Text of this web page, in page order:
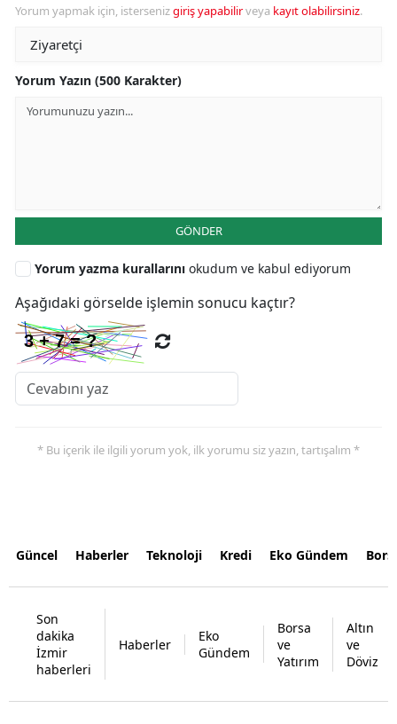
Yorum yapmak için, istersenizgiriş yapabilirveya kayıt olabilirsiniz.
Yorum Yazın (500 Karakter)
GÖNDER
Yorum yazma kurallarını okudum ve kabul ediyorum
Aşağıdaki görselde işlemin sonucu kaçtır?
* Bu içerik ile ilgili yorum yok, ilk yorumu siz yazın, tartışalım *
Güncel Haberler Teknoloji Kredi Eko Gündem
Son
dakika
İzmir
haberleri
Haberler
Eko
Gündem
Borsa
ve
Yatırım
Altın
ve
Döviz